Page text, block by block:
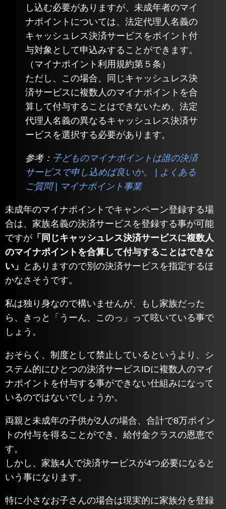
し込む必要がありますが、未成年者のマイ
ナポイントについては、法定代理人名義の
キャッシュレス決済サービスをポイント付
与対象として申込みすることができます。
（マイナポイント利用規約第５条）
ただし、この場合、同じキャッシュレス決
済サービスに複数人のマイナポイントを合
算して付与することはできないため、法定
代理人名義の異なるキャッシュレス決済サ
ービスを選択する必要があります。
参考： 子どものマイナポイントは誰の決済
サービスで申し込めば良いか。 | よくある
ご質問 | マイナポイント事業
未成年のマイナポイントでキャンペーン登録する場
合は、家族名義の決済サービスを登録する事が可能
ですが 「同じキャッシュレス決済サービスに複数人
のマイナポイントを合算して付与することはできな
い」
とありますので別の決済サービスを指定するほ
かなさそうです。
私は独り身なので構いませんが、もし家族だった
ら、きっと「うーん、このっ」って呟いている事で
しょう。
おそらく、制度として禁止しているというより、シ
ステム的にひとつの決済サービスIDに複数人のマイ
ナポイントを付与する事ができない仕組みになって
いるのではないでしょうか。
両親と未成年の子供が2人の場合、合計で8万ポイン
トの付与を得ることができ、給付金クラスの恩恵で
す。
しかし、家族4人で決済サービスが4つ必要になると
いう事になります。
特に小さなお子さんの場合は現実的に家族分を登録